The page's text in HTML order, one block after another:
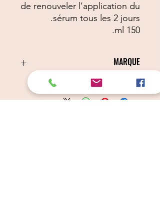
de renouveler l’application du
sérum tous les 2 jours.
150 ml.
MARQUE
IV SAN BERNARD